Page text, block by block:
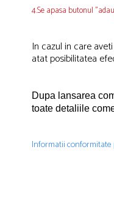
4.Se apasa butonul
In cazul in care
atat posibilitatea
Dupa lansarea
toate detaliile
Informatii conformitate